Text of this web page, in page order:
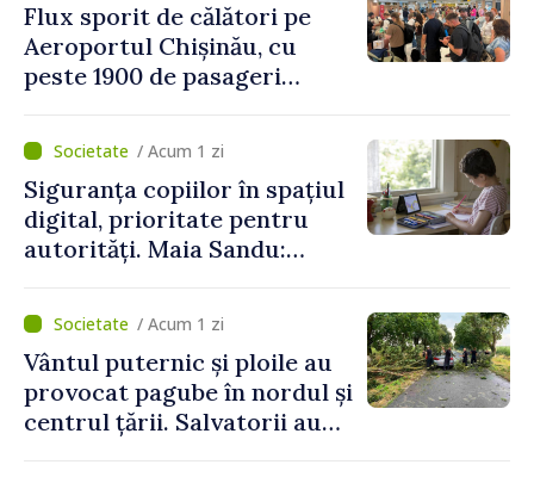
Flux sporit de călători pe
Aeroportul Chișinău, cu
peste 1900 de pasageri
de vârf a concediilor
/ Acum 1 zi
Siguranța copiilor în spațiul
digital, prioritate pentru
autorități. Maia Sandu:
mecanisme care să-i
protejeze”/ Acum 1 zi
Vântul puternic și ploile au
provocat pagube în nordul și
centrul țării. Salvatorii au